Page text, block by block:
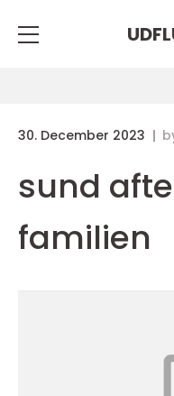
30. December 2023
sund
familien